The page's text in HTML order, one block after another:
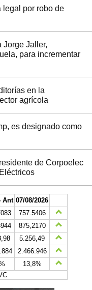
legal por robo de
Jorge Jaller,
para incrementar
en la
agrícola
es designado como
de Corpoelec
Ant 07/08/2026
757.5406
875,2170
5.256,49
2.466.946
13,8%